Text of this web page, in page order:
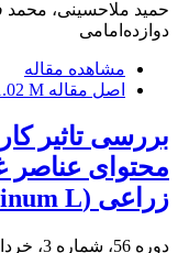
حمید ملاحسینی، محمد
دوازده‌امامی
مشاهده مقاله
اصل مقاله M
بررسی تاثیر
محتوای عناصر
زراعی (Cicer arietinum L.)
دوره 56، شماره 3، خرداد 1404، صفحه